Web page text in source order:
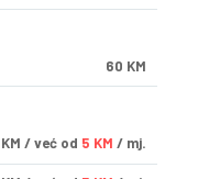
60 KM
KM / već od 5 KM / mj.